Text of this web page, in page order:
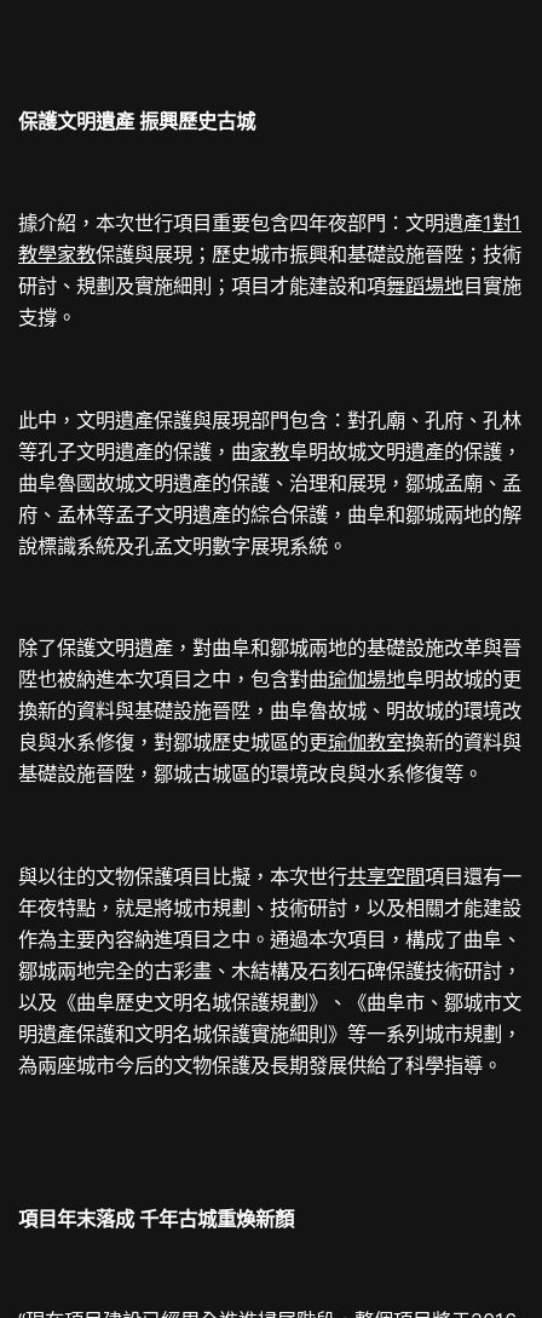
保護文明遺產 振興歷史古城
據介紹，本次世行項目重要包含四年夜部門：文明遺產1對1
教學家教保護與展現；歷史城市振興和基礎設施晉陞；技術
研討、規劃及實施細則；項目才能建設和項舞蹈場地目實施
支撐。
此中，文明遺產保護與展現部門包含：對孔廟、孔府、孔林
等孔子文明遺產的保護，曲家教阜明故城文明遺產的保護，
曲阜魯國故城文明遺產的保護、治理和展現，鄒城孟廟、孟
府、孟林等孟子文明遺產的綜合保護，曲阜和鄒城兩地的解
說標識系統及孔孟文明數字展現系統。
除了保護文明遺產，對曲阜和鄒城兩地的基礎設施改革與晉
陞也被納進本次項目之中，包含對曲瑜伽場地阜明故城的更
換新的資料與基礎設施晉陞，曲阜魯故城、明故城的環境改
良與水系修復，對鄒城歷史城區的更瑜伽教室換新的資料與
基礎設施晉陞，鄒城古城區的環境改良與水系修復等。
與以往的文物保護項目比擬，本次世行共享空間項目還有一
年夜特點，就是將城市規劃、技術研討，以及相關才能建設
作為主要內容納進項目之中。通過本次項目，構成了曲阜、
鄒城兩地完全的古彩畫、木結構及石刻石碑保護技術研討，
以及《曲阜歷史文明名城保護規劃》、《曲阜市、鄒城市文
明遺產保護和文明名城保護實施細則》等一系列城市規劃，
為兩座城市今后的文物保護及長期發展供給了科學指導。
項目年末落成 千年古城重煥新顏